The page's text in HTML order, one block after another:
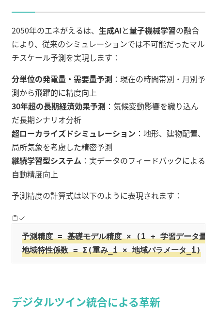
2050年のエネがえるは、 生成AIと量子機械学習の融合
により、従来のシミュレーションでは不可能だったマル
チスケール予測を実現します：
分単位の発電量・需要量予測 ：現在の時間帯別・月別予
測から飛躍的に精度向上
30年超の長期経済効果予測 ：気候変動影響を織り込ん
だ長期シナリオ分析
超ローカライズドシミュレーション ：地形、建物配置、
局所気象を考慮した精密予測
継続学習型システム ：実データのフィードバックによる
自動精度向上
予測精度の計算式は以下のように表現されます：
予測精度 = 基礎モデル精度 × (1 + 学習データ量
地域特性係数 = Σ(重み_i × 地域パラメータ_i)
デジタルツイン統合による革新